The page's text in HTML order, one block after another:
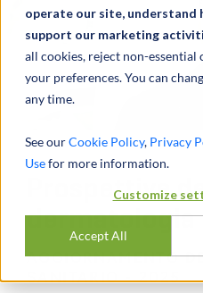
operate our site, understand
support our marketing
all cookies, reject non-essential
your preferences. You can
any time.
See ourCookie Policy, Privacy
Usefor more information.
Customize
Accept All
Prospettive
dermatologia
AGGIORNAMENTO
SANITARIO - 2025